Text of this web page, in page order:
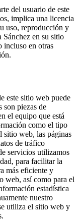
del usuario de este
implica una licencia
uso, reproducción y
en su sitio
incluso en otras
este sitio web puede
son piezas de
el equipo que está
como el tipo
sitio web, las páginas
de tráfico
servicios utilizamos
para facilitar la
más eficiente y
web, así como para el
estadística
nuestro
utiliza el sitio web y